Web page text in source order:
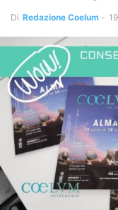
Di Redazione Coelum -